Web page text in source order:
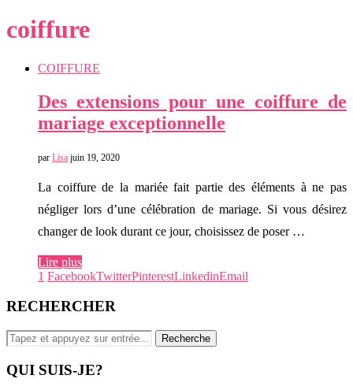
coiffure
COIFFURE
Des extensions pour une coiffure de
mariage exceptionnelle
par Lisa juin 19, 2020
La coiffure de la mariée fait partie des éléments à ne pas
négliger lors d’une célébration de mariage. Si vous désirez
changer de look durant ce jour, choisissez de poser …
Lire plus
1 FacebookTwitterPinterestLinkedinEmail
RECHERCHER
QUI SUIS-JE?